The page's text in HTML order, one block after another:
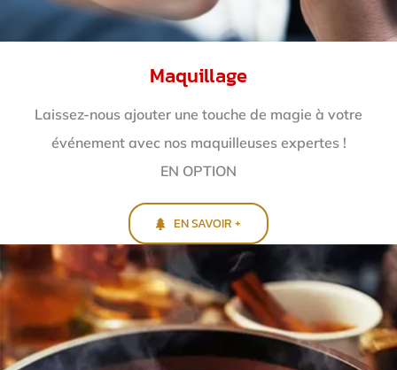
Maquillage
Laissez-nous ajouter une touche de magie à votre
événement avec nos maquilleuses expertes !
EN OPTION
EN SAVOIR +